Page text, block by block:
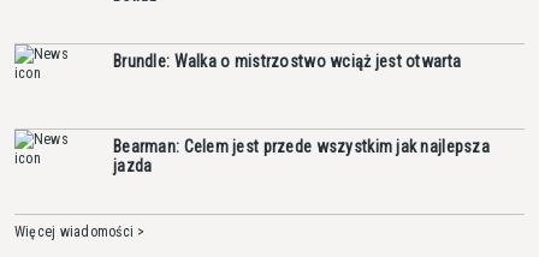
Brundle: Walka o mistrzostwo wciąż jest otwarta
Bearman: Celem jest przede wszystkim jak najlepsza
jazda
Więcej wiadomości >